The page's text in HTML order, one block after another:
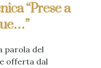
“Prese a
parola del
offerta dal